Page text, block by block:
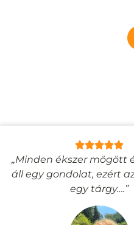
„Minden ékszer mögött
áll egy gondolat, ezért
egy tárgy….”